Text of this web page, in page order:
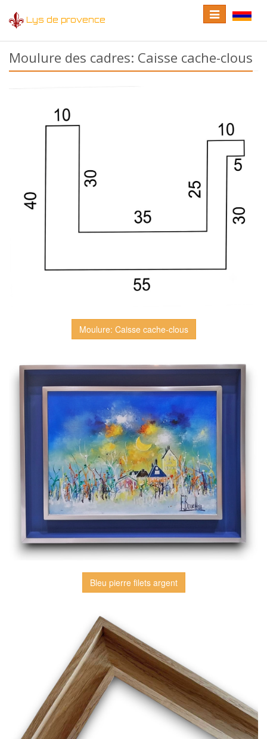
Lys de provence
Toggle
Toggle
navigation
Moulure des cadres: Caisse cache-clous
Moulure: Caisse cache-clous
Bleu pierre filets argent